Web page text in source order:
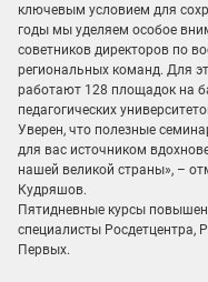
ключевым условием для
годы мы уделяем особое
советников директоров по
региональных команд. Для
работают 128 площадок на
педагогических
Уверен, что полезные
для вас источником
нашей великой страны», –
Кудряшов.
Пятидневные курсы
специалисты Росдетцентра,
Первых.